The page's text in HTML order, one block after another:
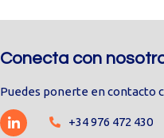
Conecta con
Puedes ponerte en contacto
+34 976 472 430